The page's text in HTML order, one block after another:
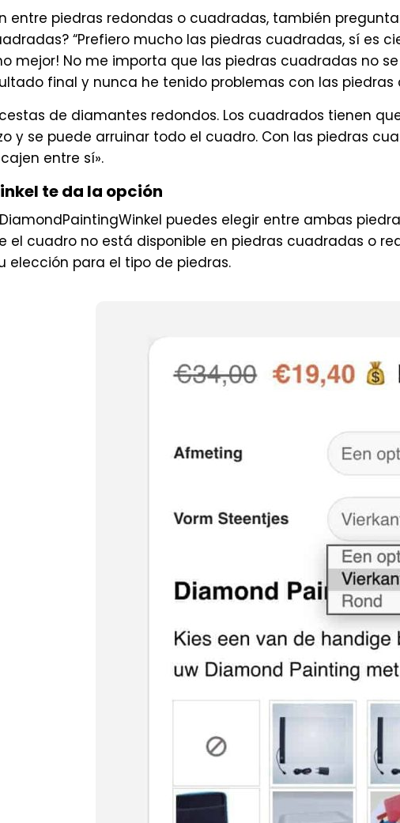
entre piedras redondas o cuadradas, también
“Prefiero mucho las piedras cuadradas, sí es
mejor! No me importa que las piedras cuadradas no
final y nunca he tenido problemas con las piedras
de diamantes redondos. Los cuadrados tienen
y se puede arruinar todo el cuadro. Con las piedras
entre sí».
te da la opción
puedes elegir entre ambas
el cuadro no está disponible en piedras cuadradas o
elección para el tipo de piedras.